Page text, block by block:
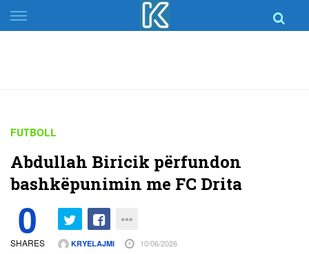
Skip
to
FUTBOLL
Abdullah Biricik përfundon
bashkëpunimin me FC Drita
0
SHARES KRYELAJMI 10/06/2026